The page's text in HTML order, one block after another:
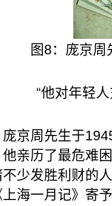
图8：庞京
“他对年轻
周先生于
历了最危难困
少发胜利财的
海一月记》寄